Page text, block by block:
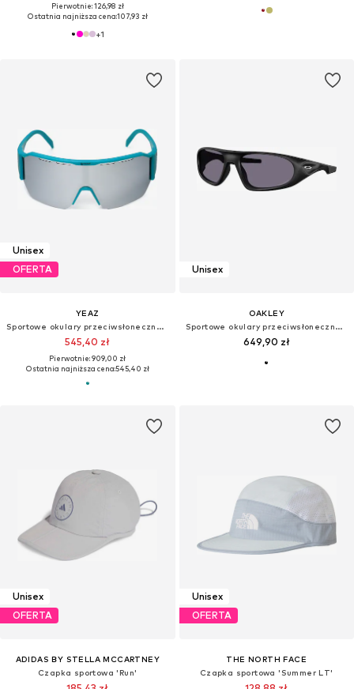
Pierwotnie: 126,98 zł
Ostatnia najniższa cena:107,93 zł
+1
Unisex
OFERTA
YEAZ
Sportowe okulary przeciwsłoneczne 'Sunvibe'
545,40 zł
Pierwotnie: 909,00 zł
Ostatnia najniższa cena:545,40 zł
Unisex
OAKLEY
Sportowe okulary przeciwsłoneczne 'NEOFORMA'
649,90 zł
Unisex
OFERTA
ADIDAS BY STELLA MCCARTNEY
Czapka sportowa 'Run'
Unisex
OFERTA
THE NORTH FACE
Czapka sportowa 'Summer LT'